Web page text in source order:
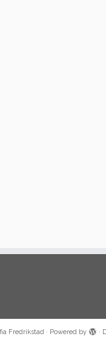
Fredrikstad · Powered by ·